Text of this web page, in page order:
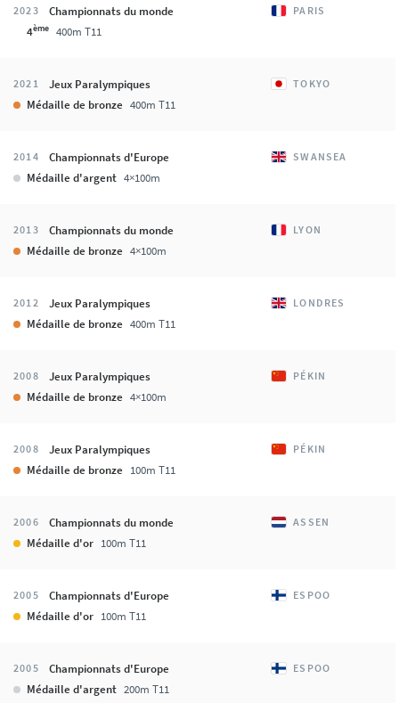
2023 Championnats du monde PARIS
4ème 400m T11
2021 Jeux Paralympiques TOKYO
Médaille de bronze 400m T11
2014 Championnats d'Europe SWANSEA
Médaille d'argent 4×100m
2013 Championnats du monde LYON
Médaille de bronze 4×100m
2012 Jeux Paralympiques LONDRES
Médaille de bronze 400m T11
2008 Jeux Paralympiques PÉKIN
Médaille de bronze 4×100m
2008 Jeux Paralympiques PÉKIN
Médaille de bronze 100m T11
2006 Championnats du monde ASSEN
Médaille d'or 100m T11
2005 Championnats d'Europe ESPOO
Médaille d'or 100m T11
2005 Championnats d'Europe ESPOO
Médaille d'argent 200m T11